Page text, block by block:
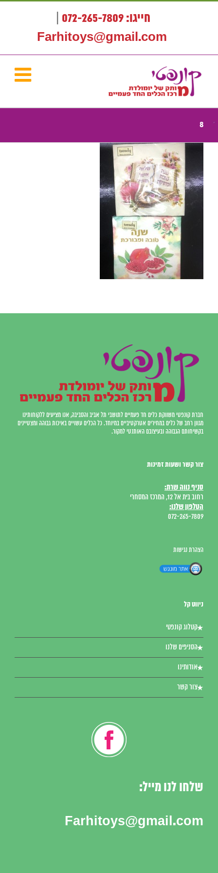
דלג
חייגו: 072-265-7809
Farhitoys@gmail.com
8
חברת קונפטי משווקת כלים חד פעמיים לתושבי תל אביב והסביבה, אנו מציעים ללקוחותינו
מגוון רחב של כלים במחירים אטרקטיביים במיוחד. כל הכלים עשויים באיכות גבוהה ומצטיינים
בקשיחותם הגבוהה ובעיצובם האותנטי למקור.
צור קשר ושעות זמינות
סניף נווה שרת:
רחוב בית אל 12, המרכז המסחרי
הטלפון שלנו:
072-265-7809
הצהרת נגישות
ניווט קל
קטלוג קונפטי
הסניפים שלנו
אודותינו
צור קשר
שלחו לנו מייל:
Farhitoys@gmail.com